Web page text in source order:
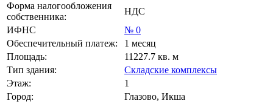
Форма налогообложения
собственника:
НДС
ИФНС
№ 0
Обеспечительный платеж:
1 месяц
Площадь:
11227.7 кв. м
Тип здания:
Складские комплексы
Этаж:
1
Город:
Глазово, Икша